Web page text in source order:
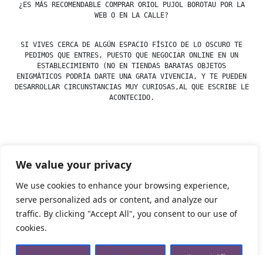
We value your privacy
We use cookies to enhance your browsing experience,
serve personalized ads or content, and analyze our
traffic. By clicking "Accept All", you consent to our use of
cookies.
¿ES MÁS RECOMENDABLE COMPRAR ORIOL PUJOL BOROTAU POR LA
WEB O EN LA CALLE?
SI VIVES CERCA DE ALGÚN ESPACIO FÍSICO DE LO OSCURO TE
PEDIMOS QUE ENTRES, PUESTO QUE NEGOCIAR ONLINE EN UN
ESTABLECIMIENTO (NO EN TIENDAS BARATAS OBJETOS
ENIGMÁTICOS PODRÍA DARTE UNA GRATA VIVENCIA, Y TE PUEDEN
DESARROLLAR CIRCUNSTANCIAS MUY CURIOSAS,AL QUE ESCRIBE LE
ACONTECIDO.
by
Posted
Uncategorized
Tienda Esotérica Online – Librería Esotérica,Proudly
powered by WordPress.
Privacidad
Aviso Legal Cookies Web